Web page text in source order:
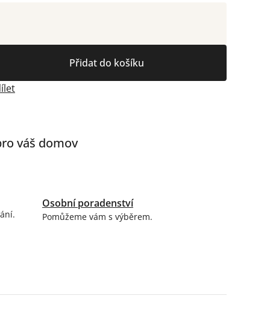
Přidat do košíku
váš domov
Osobní poradenství
Pomůžeme vám s výběrem.